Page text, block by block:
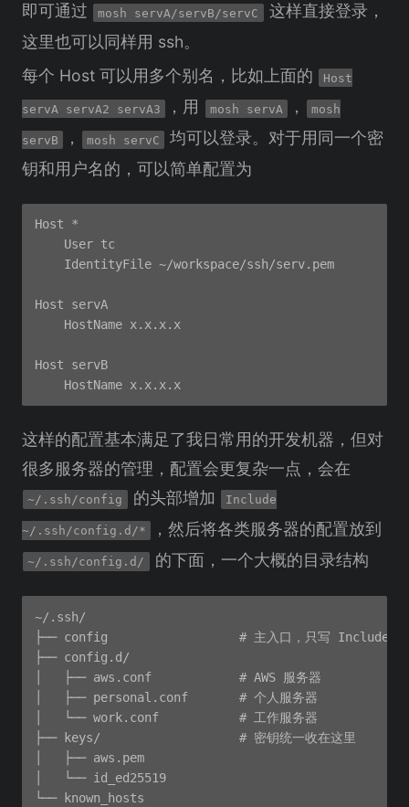
即可通过 mosh servA/servB/servC
这样直接登录，
这里也可以同样用 ssh。
每个 Host 可以用多个别名，比如上面的
Host
servA servA2 servA3 ，用 mosh servA ， mosh
servB ， mosh servC
均可以登录。对于用同一个密
钥和用户名的，可以简单配置为
Host *
    User tc
    IdentityFile ~/workspace/ssh/serv.pem
Host servA
    HostName x.x.x.x
Host servB
这样的配置基本满足了我日常用的开发机器，但对
很多服务器的管理，配置会更复杂一点，会在
~/.ssh/config 的头部增加 Include
~/.ssh/config.d/* ，然后将各类服务器的配置放到
~/.ssh/config.d/ 的下面，一个大概的目录结构
~/.ssh/
├── config                  # 主入口，只写 Include 和
├── config.d/
│   ├── aws.conf            # AWS 服务器
│   ├── personal.conf       # 个人服务器
│   └── work.conf           # 工作服务器
├── keys/                   # 密钥统一收在这里
│   ├── aws.pem
│   └── id_ed25519